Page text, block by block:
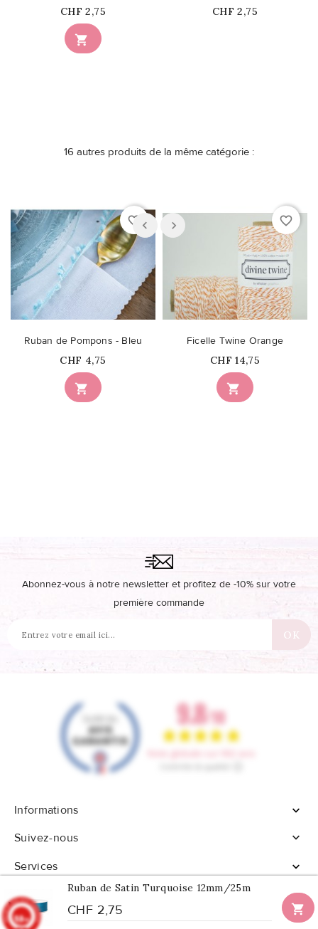

Prix
CHF 2,75
Prix
CHF 2,75
16 autres produits de la même catégorie :
favorite_border

Ruban de Pompons - Bleu
Prix
CHF 4,75
favorite_border

Ficelle Twine Orange
Prix
CHF 14,75
Ruban de Satin Turquoise 12mm/25m
CHF 2,75 
Abonnez-vous à notre newsletter et profitez de -10% sur votre
première commande
Informations

Suivez-nous

Services

9.8/10
902 avis